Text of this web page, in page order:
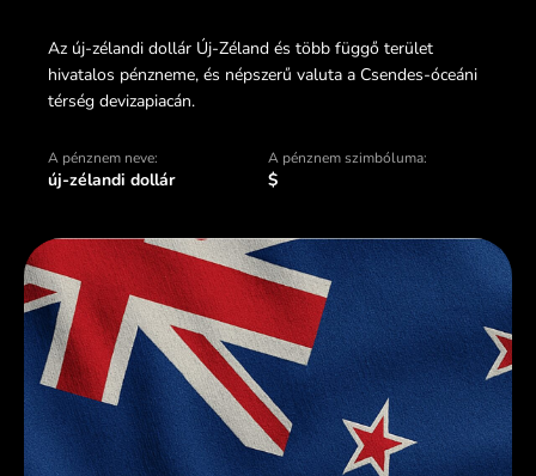
Az új-zélandi dollár Új-Zéland és több függő terület
hivatalos pénzneme, és népszerű valuta a Csendes-óceáni
térség devizapiacán.
A pénznem neve:
új-zélandi dollár
A pénznem szimbóluma:
$